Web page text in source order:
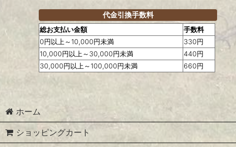
代金引換手数料
総お支払い金額
手数料
0円以上～10,000円未満
330円
10,000円以上～30,000円未満
440円
30,000円以上～100,000円未満
660円
ホーム
ショッピングカート